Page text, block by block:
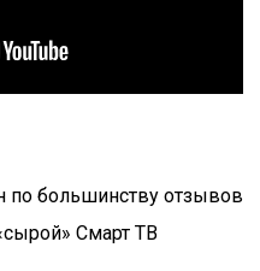
по большинству отзывов
Смарт ТВ